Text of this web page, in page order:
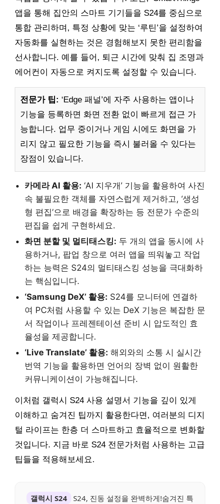
앱을 통해 집안의 스마트 기기들을 S24를 중심으로
통합 관리하며, 특정 상황에 맞는 ‘루틴’을 설정하여
자동화를 실현하는 것은 경험해보지 못한 편리함을
선사합니다. 예를 들어, 퇴근 시간에 맞춰 집 조명과
에어컨이 자동으로 켜지도록 설정할 수 있습니다.
전문가 팁: ‘Edge 패널’에 자주 사용하는 앱이나
기능을 등록하면 화면 전환 없이 빠르게 접근 가
능합니다. 업무 중이거나 게임 시에도 화면을 가
리지 않고 필요한 기능을 즉시 불러올 수 있다는
장점이 있습니다.
카메라 AI 활용: ‘AI 지우개’ 기능을 활용하여 사진
속 불필요한 객체를 자연스럽게 제거하고, ‘생성
형 편집’으로 배경을 확장하는 등 전문가 수준의
편집을 쉽게 구현하세요.
화면 분할 및 멀티태스킹: 두 개의 앱을 동시에 사
용하거나, 팝업 창으로 여러 앱을 띄워놓고 작업
하는 능력은 S24의 멀티태스킹 성능을 극대화하
는 핵심입니다.
‘Samsung DeX’ 활용: S24를 모니터에 연결하
여 PC처럼 사용할 수 있는 DeX 기능은 복잡한 문
서 작업이나 프레젠테이션 준비 시 압도적인 효
율성을 제공합니다.
‘Live Translate’ 활용: 해외와의 소통 시 실시간
번역 기능을 활용하면 언어의 장벽 없이 원활한
커뮤니케이션이 가능해집니다.
이처럼 갤럭시 S24 사용 설명서 기능을 깊이 있게
이해하고 숨겨진 팁까지 활용한다면, 여러분의 디지
털 라이프는 한층 더 스마트하고 효율적으로 변화할
것입니다. 지금 바로 S24 전문가처럼 사용하는 고급
팁들을 적용해보세요.
갤럭시 S24 S24, 진동 설정을 완벽하게!숨겨진 특